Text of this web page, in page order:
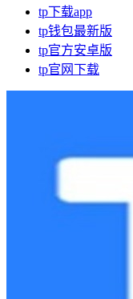
tp下载app
tp钱包最新版
tp官方安卓版
tp官网下载